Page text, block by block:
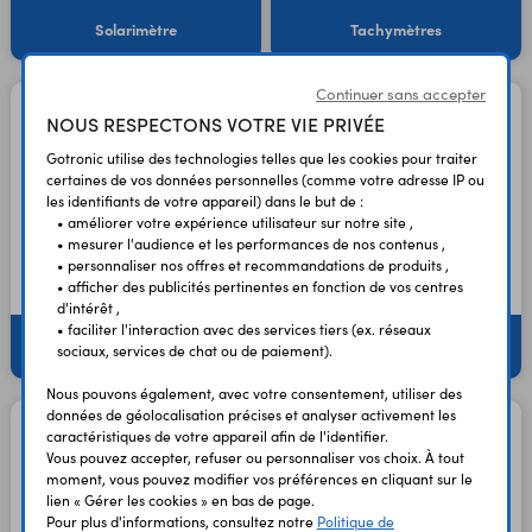
Solarimètre Tachymètres
Télémètres laser
Continuer sans accepter
NOUS RESPECTONS VOTRE VIE PRIVÉE
Gotronic utilise des technologies telles que les cookies pour traiter
certaines de vos données personnelles (comme votre adresse IP ou
les identifiants de votre appareil) dans le but de :
• améliorer votre expérience utilisateur sur notre site ,
• mesurer l'audience et les performances de nos contenus ,
• personnaliser nos offres et recommandations de produits ,
• afficher des publicités pertinentes en fonction de vos centres
d'intérêt ,
• faciliter l'interaction avec des services tiers (ex. réseaux
sociaux, services de chat ou de paiement).
Nous pouvons également, avec votre consentement, utiliser des
données de géolocalisation précises et analyser activement les
caractéristiques de votre appareil afin de l'identifier.
Vous pouvez accepter, refuser ou personnaliser vos choix. À tout
moment, vous pouvez modifier vos préférences en cliquant sur le
lien « Gérer les cookies » en bas de page.
Pour plus d'informations, consultez notre Politique de